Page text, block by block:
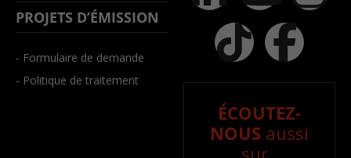
PROJETS D’ÉMISSION
- Formulaire de demande
- Politique de traitement
ÉCOUTEZ-
NOUS aussi
sur..